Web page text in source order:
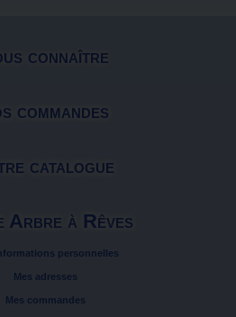
connaître
commandes
catalogue
Arbre à Rêves
personnelles
Mes adresses
Mes commandes